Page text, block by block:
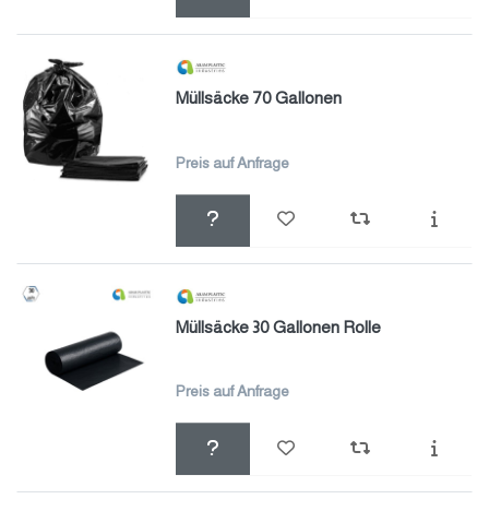
Müllsäcke 70 Gallonen
Preis auf Anfrage
Müllsäcke 30 Gallonen Rolle
Preis auf Anfrage